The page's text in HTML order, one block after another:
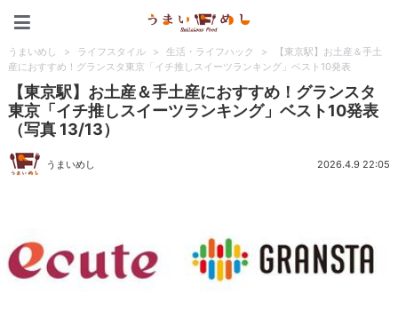
うまいめし > ライフスタイル > 生活・ライフハック >
【東京駅】お土産＆手土
産におすすめ！グランスタ東京「イチ推しスイーツランキング」ベスト10発表
【東京駅】お土産＆手土産におすすめ！グランスタ
東京「イチ推しスイーツランキング」ベスト10発表
（写真 13/13）
うまいめし 2026.4.9 22:05